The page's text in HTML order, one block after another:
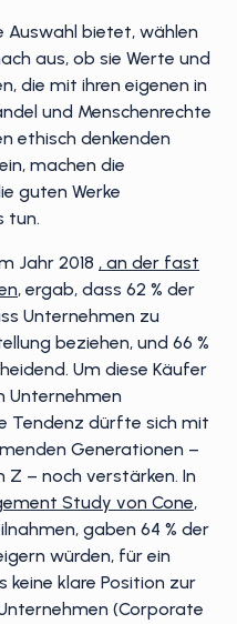
Auswahl bietet, wählen
aus, ob sie Werte und
die mit ihren eigenen in
und Menschenrechte
ethisch denkenden
machen die
guten Werke
tun.
Jahr 2018 , an der fast
, ergab, dass 62 % der
Unternehmen zu
beziehen, und 66 %
Um diese Käufer
Unternehmen
Tendenz dürfte sich mit
Generationen –
Z – noch verstärken. In
Study von Cone,
gaben 64 % der
würden, für ein
keine klare Position zur
(Corporate